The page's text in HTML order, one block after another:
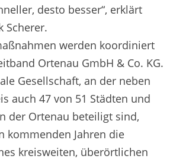
desto besser“, erklärt
Scherer.
werden koordiniert
Ortenau GmbH & Co. KG.
Gesellschaft, an der neben
auch 47 von 51 Städten und
der Ortenau beteiligt sind,
kommenden Jahren die
kreisweiten, überörtlichen